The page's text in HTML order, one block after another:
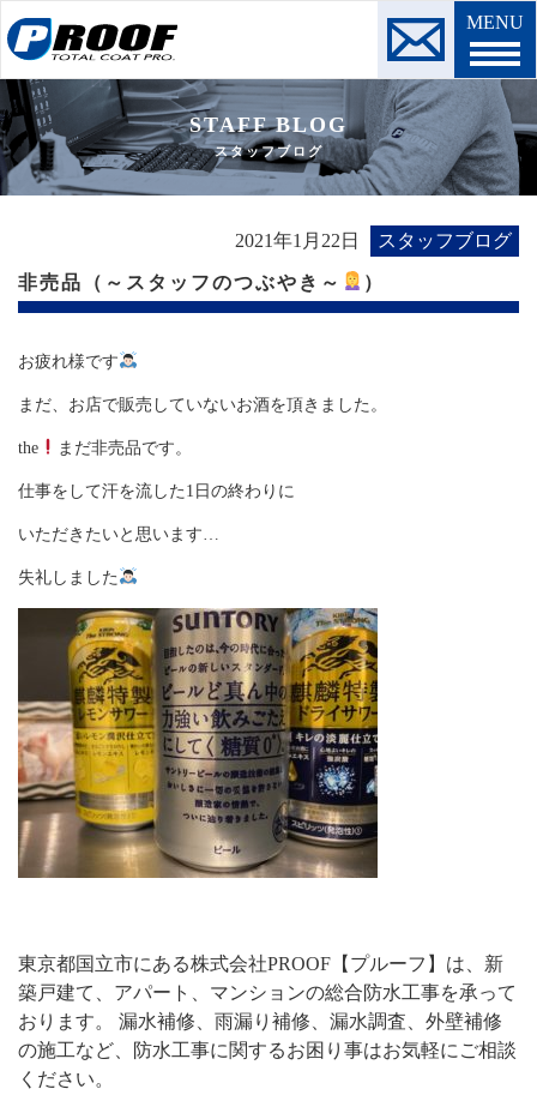
MENU
STAFF BLOG
スタッフブログ
2021年1月22日 スタッフブログ
非売品（～スタッフのつぶやき～ ）
お疲れ様です
まだ、お店で販売していないお酒を頂きました。
the まだ非売品です。
仕事をして汗を流した1日の終わりに
いただきたいと思います…
失礼しました
東京都国立市にある株式会社PROOF【プルーフ】は、新
築戸建て、アパート、マンションの総合防水工事を承って
おります。 漏水補修、雨漏り補修、漏水調査、外壁補修
の施工など、防水工事に関するお困り事はお気軽にご相談
ください。